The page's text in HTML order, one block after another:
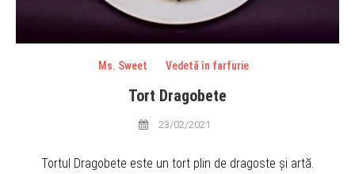
Ms. Sweet Vedetă în farfurie
Tort Dragobete
23/02/2021
Tortul Dragobete este un tort plin de dragoste și artă.